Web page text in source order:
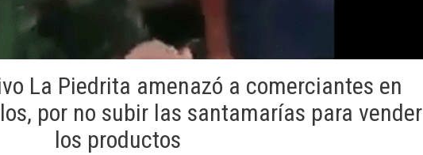
La Piedrita amenazó a comerciantes en
por no subir las santamarías para vender
los productos